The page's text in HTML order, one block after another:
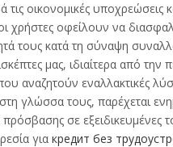
οικονομικές υποχρεώσεις
χρήστες οφείλουν να
τους κατά τη σύναψη
μας, ιδιαίτερα από την
αναζητούν εναλλακτικές
γλώσσα τους, παρέχεται
σε εξειδικευμένες
για кредит без